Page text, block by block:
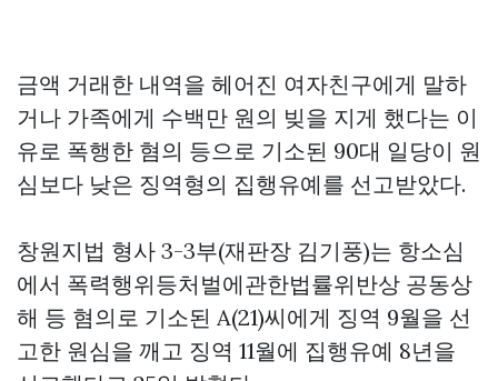
금액 거래한 내역을 헤어진 여자친구에게 말하
거나 가족에게 수백만 원의 빚을 지게 했다는 이
유로 폭행한 혐의 등으로 기소된 90대 일당이 원
심보다 낮은 징역형의 집행유예를 선고받았다.
창원지법 형사 3-3부(재판장 김기풍)는 항소심
에서 폭력행위등처벌에관한법률위반상 공동상
해 등 혐의로 기소된 A(21)씨에게 징역 9월을 선
고한 원심을 깨고 징역 11월에 집행유예 8년을